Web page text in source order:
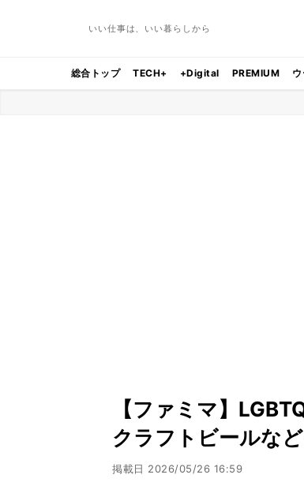
いい仕事は、いい暮らしから
総合トップ TECH+ +Digital PREMIUM
【ファミマ】
クラフトビールな
掲載日 2026/05/26 16:59